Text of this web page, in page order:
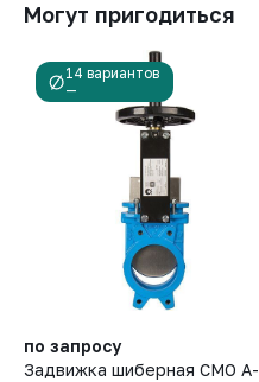
Могут пригодиться
14 вариантов
—
по запросу
Задвижка шиберная СМО A-